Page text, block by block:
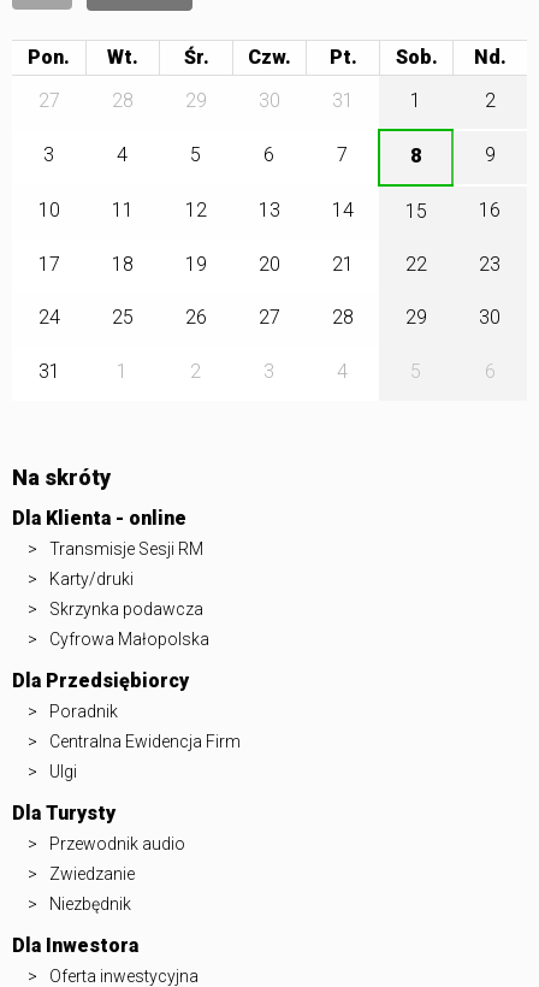
Pon. Wt. Śr. Czw. Pt.
Sob.
27
28 29 30 31 1 2
3 4 5 6 7 8 9
10 11 12 13 14 15 16
17 18 19 20 21 22 23
24 25 26 27 28 29 30
31 1 2 3 4 5 6
Na skróty
Dla Klienta - online
Transmisje Sesji RM
Karty/druki
Skrzynka podawcza
Cyfrowa Małopolska
Dla Przedsiębiorcy
Poradnik
Centralna Ewidencja Firm
Ulgi
Dla Turysty
Przewodnik audio
Zwiedzanie
Niezbędnik
Dla Inwestora
Oferta inwestycyjna